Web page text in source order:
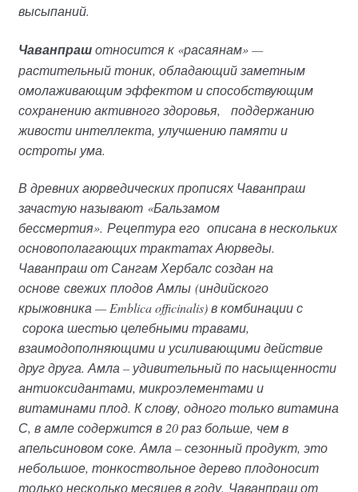
высыпаний.
Чаванпрашотносится к «расаянам» —
растительный тоник, обладающий заметным
омолаживающим эффектом и способствующим
сохранению активного здоровья, поддержанию
живости интеллекта, улучшению памяти и
остроты ума.
В древних аюрведических прописях Чаванпраш
зачастую называют «Бальзамом
бессмертия». Рецептура его описана в нескольких
основополагающих трактатах Аюрведы.
Чаванпраш от Сангам Хербалс создан на
основе свежих плодов Амлы(индийского
крыжовника — Emblica officinalis) в комбинации с
сорока шестью целебными травами,
взаимодополняющими и усиливающими действие
друг друга. Амла – удивительный по насыщенности
антиоксидантами, микроэлементами и
витаминами плод. К слову, одного только витамина
С, в амле содержится в 20 раз больше, чем в
апельсиновом соке. Амла – сезонный продукт, это
небольшое, тонкоствольное дерево плодоносит
только несколько месяцев в году. Чаванпраш от